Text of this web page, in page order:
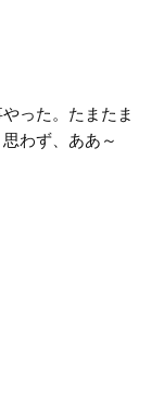
った。たまたま
思わず、ああ～